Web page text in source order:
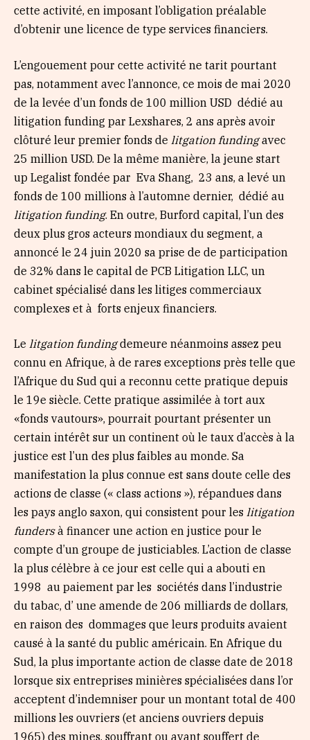
cette activité, en imposant l’obligation préalable
d’obtenir une licence de type services financiers.
L’engouement pour cette activité ne tarit pourtant
pas, notamment avec l’annonce, ce mois de mai 2020
de la levée d’un fonds de 100 million USD dédié au
litigation funding par Lexshares, 2 ans après avoir
clôturé leur premier fonds de litgation fundingavec
25 million USD. De la même manière, la jeune start
up Legalist fondée par Eva Shang, 23 ans, a levé un
fonds de 100 millions à l’automne dernier, dédié au
litigation funding. En outre, Burford capital, l’un des
deux plus gros acteurs mondiaux du segment, a
annoncé le 24 juin 2020 sa prise de de participation
de 32% dans le capital de PCB Litigation LLC, un
cabinet spécialisé dans les litiges commerciaux
complexes et à forts enjeux financiers.
Le litgation fundingdemeure néanmoins assez peu
connu en Afrique, à de rares exceptions près telle que
l’Afrique du Sud qui a reconnu cette pratique depuis
le 19e siècle. Cette pratique assimilée à tort aux
«fonds vautours», pourrait pourtant présenter un
certain intérêt sur un continent où le taux d’accès à la
justice est l’un des plus faibles au monde. Sa
manifestation la plus connue est sans doute celle des
actions de classe (« class actions »), répandues dans
les pays anglo saxon, qui consistent pour les litigation
fundersà financer une action en justice pour le
compte d’un groupe de justiciables. L’action de classe
la plus célèbre à ce jour est celle qui a abouti en
1998 au paiement par les sociétés dans l’industrie
du tabac, d’ une amende de 206 milliards de dollars,
en raison des dommages que leurs produits avaient
causé à la santé du public américain. En Afrique du
Sud, la plus importante action de classe date de 2018
lorsque six entreprises minières spécialisées dans l’or
acceptent d’indemniser pour un montant total de 400
millions les ouvriers (et anciens ouvriers depuis
1965) des mines, souffrant ou ayant souffert de